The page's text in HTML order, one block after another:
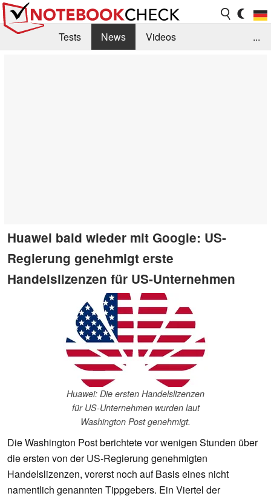
Tests News
Videos
...
Huawei bald wieder mit Google: US-
Regierung genehmigt erste
Handelslizenzen für US-Unternehmen
Huawei: Die ersten Handelslizenzen
für US-Unternehmen wurden laut
Washington Post genehmigt.
Die Washington Post berichtete vor wenigen Stunden über
die ersten von der US-Regierung genehmigten
Handelslizenzen, vorerst noch auf Basis eines nicht
namentlich genannten Tippgebers. Ein Viertel der